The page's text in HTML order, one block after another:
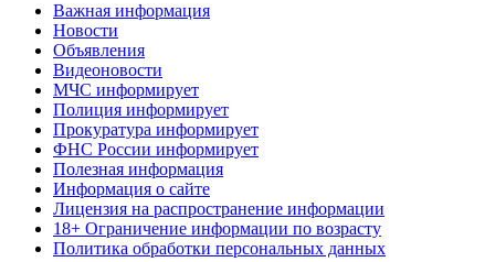
Важная информация
Новости
Объявления
Видеоновости
МЧС информирует
Полиция информирует
Прокуратура информирует
ФНС России информирует
Полезная информация
Информация о сайте
Лицензия на распространение информации
18+ Ограничение информации по возрасту
Политика обработки персональных данных